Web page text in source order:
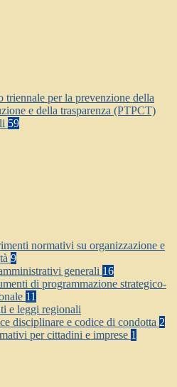
triennale per la prevenzione della
e della trasparenza (PTPCT)
59
normativi su organizzazione e
9
generali 16
di programmazione strategico-
11
e leggi regionali
disciplinare e codice di condotta 2
per cittadini e imprese 1